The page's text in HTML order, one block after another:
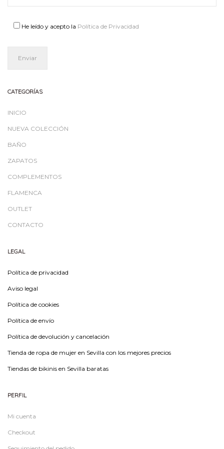
He leído y acepto la Política de Privacidad
CATEGORÍAS
INICIO
NUEVA COLECCIÓN
BAÑO
ZAPATOS
COMPLEMENTOS
FLAMENCA
OUTLET
CONTACTO
LEGAL
Política de privacidad
Aviso legal
Política de cookies
Política de envío
Política de devolución y cancelación
Tienda de ropa de mujer en Sevilla con los mejores precios
Tiendas de bikinis en Sevilla baratas
PERFIL
Mi cuenta
Checkout